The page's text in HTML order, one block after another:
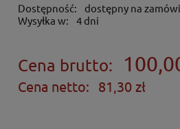
Dostępność:
dostępny na
Wysyłka w:
4 dni
Cena brutto:
Cena netto: 81,30 zł